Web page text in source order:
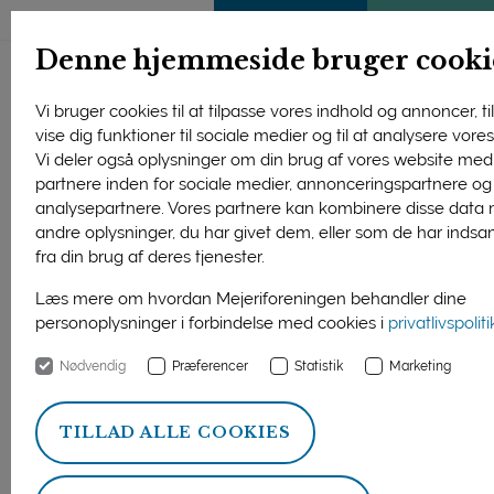
Denne hjemmeside bruger
Vi bruger cookies til at tilpasse vores indhold og annoncer,
vise dig funktioner til sociale medier og til at analysere
Vi deler også oplysninger om din brug af vores website
partnere inden for sociale medier, annonceringspartnere og
analysepartnere. Vores partnere kan kombinere disse data
andre oplysninger, du har givet dem, eller som de har
fra din brug af deres tjenester.
Læs mere om hvordan Mejeriforeningen behandler dine
personoplysninger i forbindelse med cookies i
Nødvendig Præferencer Statistik Marketing
TILLAD ALLE COOKIES
Brønnum Carlsen og Brian Mark Hansen med årets
vinderprodukter i den gastronomiske mejeridyst: Havartiosten
Gammelknas, gammeldags kærnet smør fra Aabybro Mejeri,
gedesmælksispind med cajeta og kaffe fra Tothavens